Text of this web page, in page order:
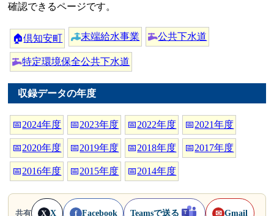
確認できるページです。
🏠倶知安町 末端給水事業 公共下水道
特定環境保全公共下水道
収録データの年度
📅2024年度 📅2023年度 📅2022年度 📅2021年度
📅2020年度 📅2019年度 📅2018年度 📅2017年度
📅2016年度 📅2015年度 📅2014年度
共有 X X f Facebook Teamsで送る ✉ Gmail